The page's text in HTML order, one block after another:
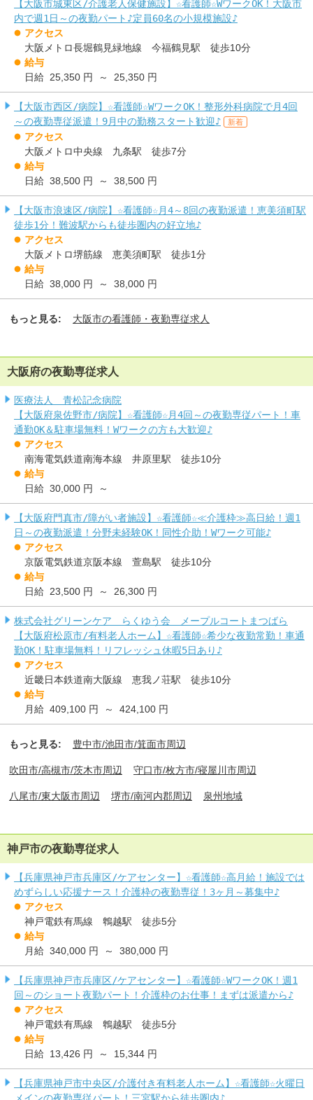
【大阪市城東区/介護老人保健施設】☆看護師☆WワークOK！大阪市
内で週1日～の夜勤パート♪定員60名の小規模施設♪
アクセス
大阪メトロ長堀鶴見緑地線 今福鶴見駅 徒歩10分
給与
日給 25,350 円 ～ 25,350 円
【大阪市西区/病院】☆看護師☆WワークOK！整形外科病院で月4回
～の夜勤専従派遣！9月中の勤務スタート歓迎♪
新着
アクセス
大阪メトロ中央線 九条駅 徒歩7分
給与
日給 38,500 円 ～ 38,500 円
【大阪市浪速区/病院】☆看護師☆月4～8回の夜勤派遣！恵美須町駅
徒歩1分！難波駅からも徒歩圏内の好立地♪
アクセス
大阪メトロ堺筋線 恵美須町駅 徒歩1分
給与
日給 38,000 円 ～ 38,000 円
もっと見る: 大阪市の看護師・夜勤専従求人
大阪府の夜勤専従求人
医療法人 青松記念病院
【大阪府泉佐野市/病院】☆看護師☆月4回～の夜勤専従パート！車
通勤OK＆駐車場無料！Wワークの方も大歓迎♪
アクセス
南海電気鉄道南海本線 井原里駅 徒歩10分
給与
日給 30,000 円 ～
【大阪府門真市/障がい者施設】☆看護師☆≪介護枠≫高日給！週1
日～の夜勤派遣！分野未経験OK！同性介助！Wワーク可能♪
アクセス
京阪電気鉄道京阪本線 萱島駅 徒歩10分
給与
日給 23,500 円 ～ 26,300 円
株式会社グリーンケア らくゆう会 メープルコートまつばら
【大阪府松原市/有料老人ホーム】☆看護師☆希少な夜勤常勤！車通
勤OK！駐車場無料！リフレッシュ休暇5日あり♪
アクセス
近畿日本鉄道南大阪線 恵我ノ荘駅 徒歩10分
給与
月給 409,100 円 ～ 424,100 円
もっと見る: 豊中市/池田市/箕面市周辺
吹田市/高槻市/茨木市周辺 守口市/枚方市/寝屋川市周辺
八尾市/東大阪市周辺 堺市/南河内郡周辺 泉州地域
神戸市の夜勤専従求人
【兵庫県神戸市兵庫区/ケアセンター】☆看護師☆高月給！施設では
めずらしい応援ナース！介護枠の夜勤専従！3ヶ月～募集中♪
アクセス
神戸電鉄有馬線 鵯越駅 徒歩5分
給与
月給 340,000 円 ～ 380,000 円
【兵庫県神戸市兵庫区/ケアセンター】☆看護師☆WワークOK！週1
回～のショート夜勤パート！介護枠のお仕事！まずは派遣から♪
アクセス
神戸電鉄有馬線 鵯越駅 徒歩5分
給与
日給 13,426 円 ～ 15,344 円
【兵庫県神戸市中央区/介護付き有料老人ホーム】☆看護師☆火曜日
メインの夜勤専従パート！三宮駅から徒歩圏内♪